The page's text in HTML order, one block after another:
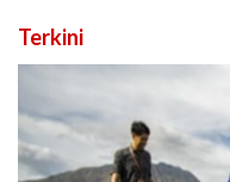
Terkini